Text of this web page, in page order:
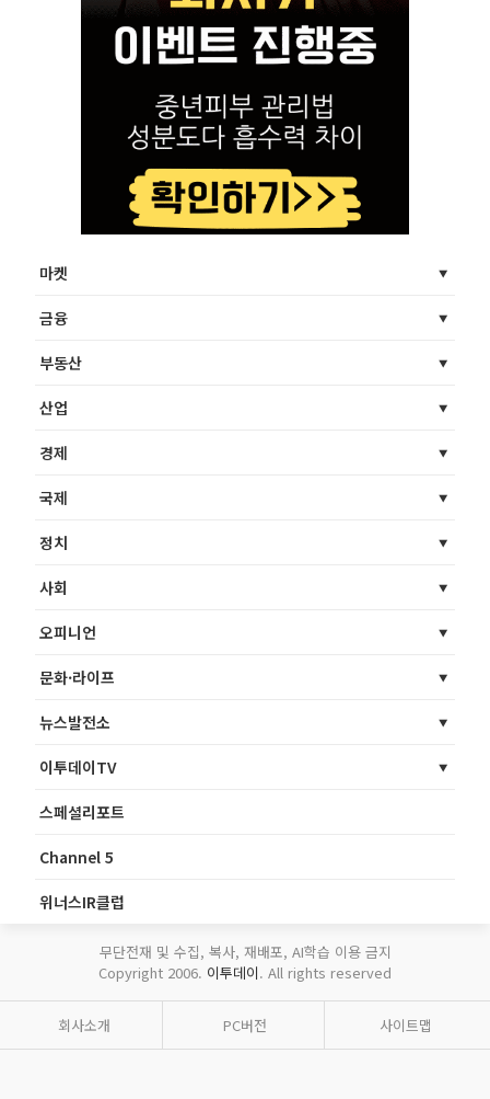
마켓
금융
부동산
산업
경제
국제
정치
사회
오피니언
문화·라이프
뉴스발전소
이투데이TV
스페셜리포트
Channel 5
위너스IR클럽
무단전재 및 수집, 복사, 재배포, AI학습 이용 금지
Copyright 2006. 이투데이. All rights reserved
회사소개 PC버전 사이트맵